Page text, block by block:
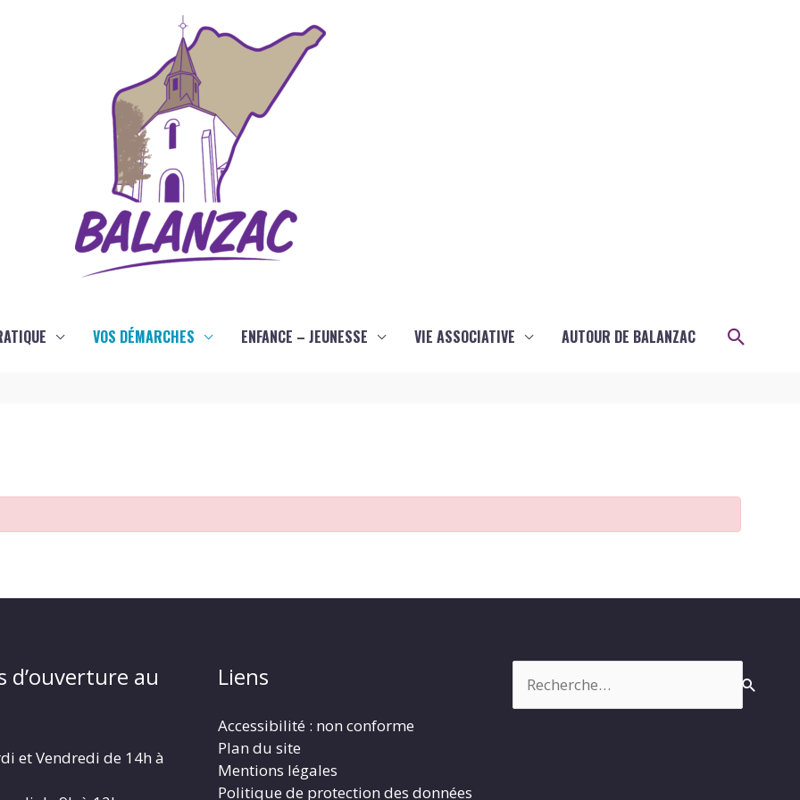
VOS DÉMARCHES ENFANCE – JEUNESSE VIE ASSOCIATIVE AUTOUR DE BALANZAC
d’ouverture au
et Vendredi de 14h à
Liens
Accessibilité : non conforme
Plan du site
Mentions légales
Politique de protection des données